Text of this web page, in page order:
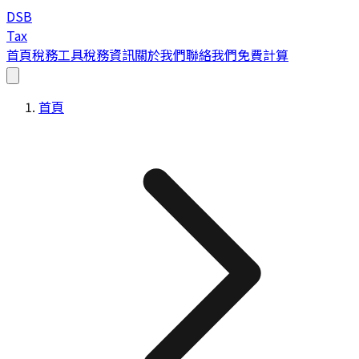
DSB
Tax
首頁稅務工具稅務資訊關於我們聯絡我們免費計算
首頁